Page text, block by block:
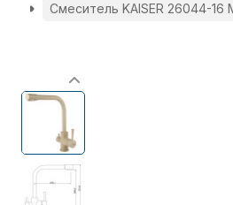
Смеситель KAISER 26044-